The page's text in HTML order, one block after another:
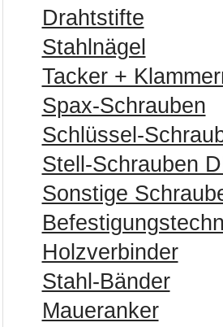
Drahtstifte
Stahlnägel
Tacker +
Spax-Schrauben
Schlüssel-
Stell-Schrauben
Sonstige
Holzverbinder
Stahl-Bänder
Maueranker